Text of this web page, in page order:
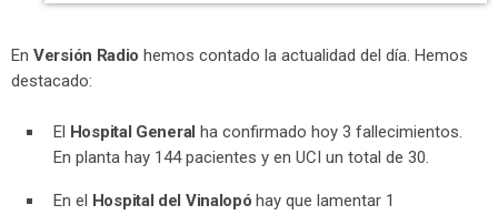
En Versión Radio hemos contado la actualidad del día. Hemos
destacado:
El Hospital General ha confirmado hoy 3 fallecimientos.
En planta hay 144 pacientes y en UCI un total de 30.
En el Hospital del Vinalopó hay que lamentar 1